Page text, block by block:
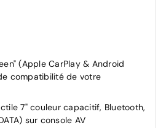
rabattables électriquement
réglage manuel en hauteur
conducteur dossier inclinable
(Apple CarPlay & Android
compatibilité de votre
7" couleur capacitif, Bluetooth,
sur console AV